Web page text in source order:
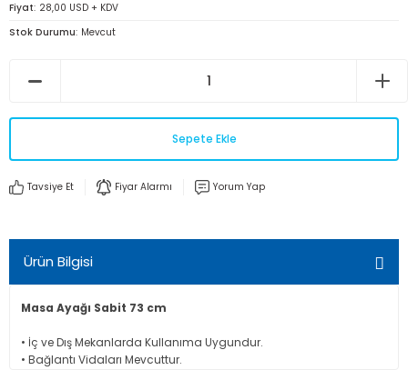
Fiyat 28,00 USD + KDV
Stok Durumu Mevcut
Sepete Ekle
Tavsiye Et Fiyar Alarmı Yorum Yap
Ürün Bilgisi
Masa Ayağı Sabit 73 cm
• İç ve Dış Mekanlarda Kullanıma Uygundur.
• Bağlantı Vidaları Mevcuttur.